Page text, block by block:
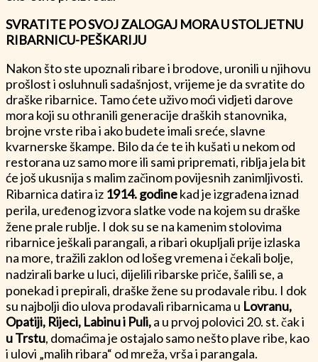
SVRATITE PO SVOJ ZALOGAJ MORA U STOLJETNU
RIBARNICU-PEŠKARIJU
Nakon što ste upoznali ribare i brodove, uronili u njihovu
prošlost i osluhnuli sadašnjost, vrijeme je da svratite do
draške ribarnice. Tamo ćete uživo moći vidjeti darove
mora koji su othranili generacije draških stanovnika,
brojne vrste riba i ako budete imali sreće, slavne
kvarnerske škampe. Bilo da će te ih kušati u nekom od
restorana uz samo more ili sami pripremati, riblja jela bit
će još ukusnija s malim začinom povijesnih zanimljivosti.
Ribarnica datira iz 1914. godinekad je izgrađena iznad
perila, uređenog izvora slatke vode na kojem su draške
žene prale rublje. I dok su se na kamenim stolovima
ribarnice ješkali parangali, a ribari okupljali prije izlaska
na more, tražili zaklon od lošeg vremena i čekali bolje,
nadzirali barke u luci, dijelili ribarske priče, šalili se, a
ponekad i prepirali, draške žene su prodavale ribu. I dok
su najbolji dio ulova prodavali ribarnicama u Lovranu,
Opatiji, Rijeci, Labinu i Puli,a u prvoj polovici 20. st. čak i
u Trstu, domaćima je ostajalo samo nešto plave ribe, kao
i ulovi „malih ribara“ od mreža, vrša i parangala.